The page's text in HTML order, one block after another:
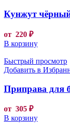
Кунжут
от 220 ₽
В корзину
Быстрый просмотр
Добавить в
Приправа для
от 305 ₽
В корзину